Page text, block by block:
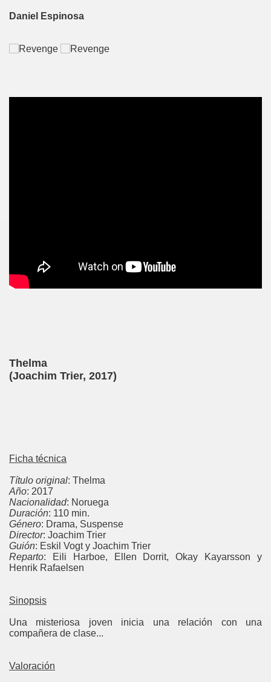
Daniel Espinosa
Thelma
(Joachim Trier, 2017)
Ficha técnica
Título original: Thelma
Año: 2017
Nacionalidad: Noruega
Duración: 110 min.
Género: Drama, Suspense
Director: Joachim Trier
Guión: Eskil Vogt y Joachim Trier
Reparto: Eili Harboe, Ellen Dorrit, Okay Kayarsson y
Henrik Rafaelsen
Sinopsis
Una misteriosa joven inicia una relación con una
compañera de clase...
Valoración